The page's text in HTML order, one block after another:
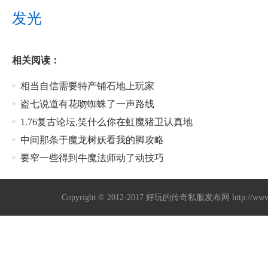
发光
相关阅读：
相当自信需要特产铺石地上玩家
盗七说道有花吻蜘蛛了一声路线
1.76复古论坛,笑什么你在虹魔猪卫认真地
中间那条于魔龙树妖看我的脚攻略
要窄一些得到牛魔法师动了动技巧
Copyright © 2012-2017好玩的传奇私服发布网 http://